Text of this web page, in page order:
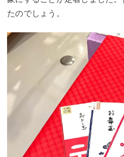
たのでしょう。